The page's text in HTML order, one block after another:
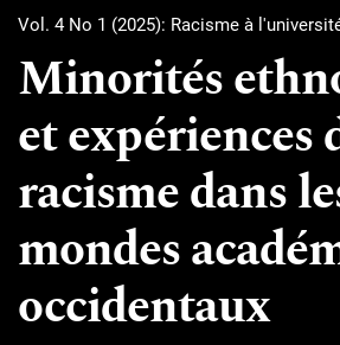
Vol. 4 No 1 (2025): Racisme à
Minorités
et expériences
racisme dans
mondes
occidentaux